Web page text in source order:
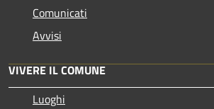
Comunicati
Avvisi
VIVERE IL COMUNE
Luoghi